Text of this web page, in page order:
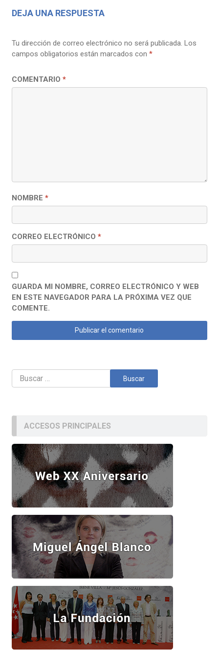
DEJA UNA RESPUESTA
Tu dirección de correo electrónico no será publicada. Los
campos obligatorios están marcados con *
COMENTARIO *
NOMBRE *
CORREO ELECTRÓNICO *
GUARDA MI NOMBRE, CORREO ELECTRÓNICO Y WEB
EN ESTE NAVEGADOR PARA LA PRÓXIMA VEZ QUE
COMENTE.
Buscar:
ACCESOS PRINCIPALES